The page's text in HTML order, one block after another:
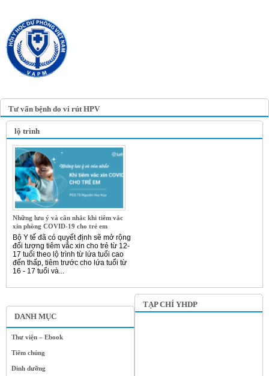
Tư vấn bệnh do vi rút HPV
DANH MỤC
Thư viện – Ebook
Tiêm chủng
Dinh dưỡng
lộ trình
Những lưu ý và cân nhắc khi tiêm vắc
xin phòng COVID-19 cho trẻ em
Bộ Y tế đã có quyết định sẽ mở rộng
đối tượng tiêm vắc xin cho trẻ từ 12-
17 tuổi theo lộ trình từ lứa tuổi cao
đến thấp, tiêm trước cho lứa tuổi từ
16 - 17 tuổi và...
TẠP CHÍ YHDP